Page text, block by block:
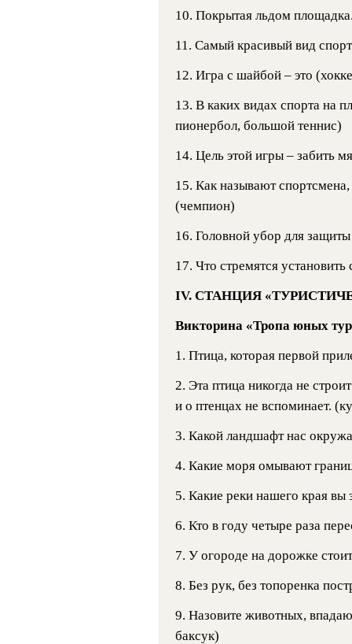
10. Покрытая льдом
11. Самый красивый вид
12. Игра с шайбой – это
13. В каких видах спорта на
пионербол, большой теннис)
14. Цель этой игры – забить
15. Как называют
(чемпион)
16. Головной убор для
17. Что стремятся
IV. СТАНЦИЯ
Викторина «Тропа юных
1. Птица, которая первой
2. Эта птица никогда не
и о птенцах не вспоминает.
3. Какой ландшафт нас
4. Какие моря омывают
5. Какие реки нашего края
6. Кто в году четыре раза
7. У огороде на дорожке
8. Без рук, без топоренка
9. Назовите животных,
баксук)